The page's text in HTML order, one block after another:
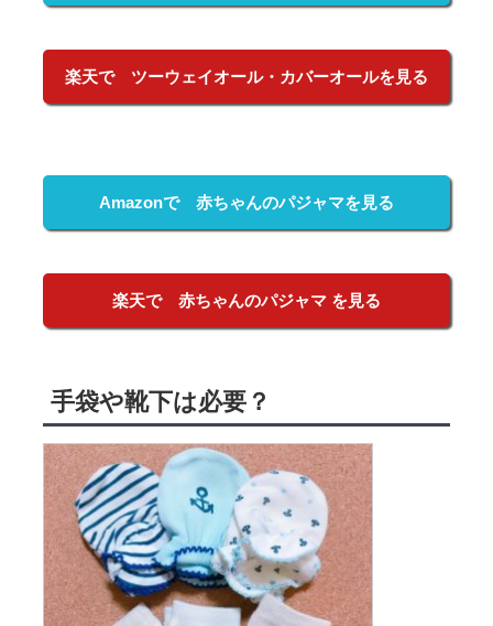
楽天で ツーウェイオール・カバーオールを見る
Amazonで 赤ちゃんのパジャマを見る
楽天で 赤ちゃんのパジャマ を見る
手袋や靴下は必要？